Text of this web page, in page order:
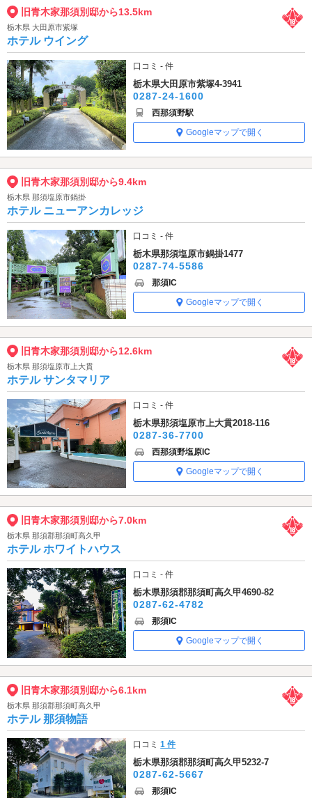
旧青木家那須別邸から13.5km
栃木県 大田原市紫塚
ホテル ウイング
口コミ - 件
栃木県大田原市紫塚4-3941
0287-24-1600
西那須野駅
Googleマップで開く
旧青木家那須別邸から9.4km
栃木県 那須塩原市鍋掛
ホテル ニューアンカレッジ
口コミ - 件
栃木県那須塩原市鍋掛1477
0287-74-5586
那須IC
Googleマップで開く
旧青木家那須別邸から12.6km
栃木県 那須塩原市上大貫
ホテル サンタマリア
口コミ - 件
栃木県那須塩原市上大貫2018-116
0287-36-7700
西那須野塩原IC
Googleマップで開く
旧青木家那須別邸から7.0km
栃木県 那須郡那須町高久甲
ホテル ホワイトハウス
口コミ - 件
栃木県那須郡那須町高久甲4690-82
0287-62-4782
那須IC
Googleマップで開く
旧青木家那須別邸から6.1km
栃木県 那須郡那須町高久甲
ホテル 那須物語
口コミ1 件
栃木県那須郡那須町高久甲5232-7
0287-62-5667
那須IC